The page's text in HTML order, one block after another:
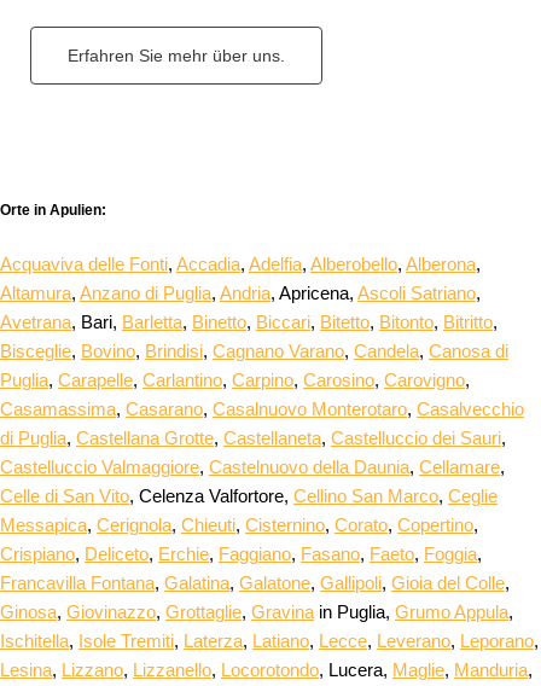
Erfahren Sie mehr über uns.
Orte in Apulien:
Acquaviva delle Fonti, Accadia, Adelfia, Alberobello, Alberona,
Altamura, Anzano di Puglia, Andria, Apricena, Ascoli Satriano,
Avetrana, Bari, Barletta, Binetto, Biccari, Bitetto, Bitonto, Bitritto,
Bisceglie, Bovino, Brindisi, Cagnano Varano, Candela, Canosa di
Puglia, Carapelle, Carlantino, Carpino, Carosino, Carovigno,
Casamassima, Casarano, Casalnuovo Monterotaro, Casalvecchio
di Puglia, Castellana Grotte, Castellaneta, Castelluccio dei Sauri,
Castelluccio Valmaggiore, Castelnuovo della Daunia, Cellamare,
Celle di San Vito, Celenza Valfortore, Cellino San Marco, Ceglie
Messapica, Cerignola, Chieuti, Cisternino, Corato, Copertino,
Crispiano, Deliceto, Erchie, Faggiano, Fasano, Faeto, Foggia,
Francavilla Fontana, Galatina, Galatone, Gallipoli, Gioia del Colle,
Ginosa, Giovinazzo, Grottaglie, Gravina in Puglia, Grumo Appula,
Ischitella, Isole Tremiti, Laterza, Latiano, Lecce, Leverano, Leporano,
Lesina, Lizzano, Lizzanello, Locorotondo, Lucera, Maglie, Manduria,